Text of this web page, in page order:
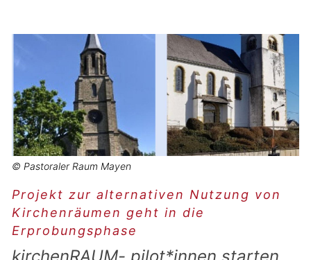
© Pastoraler Raum Mayen
Projekt zur alternativen Nutzung von
Kirchenräumen geht in die
Erprobungsphase